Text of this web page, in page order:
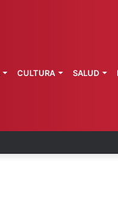
restablecen
CULTURA SALUD